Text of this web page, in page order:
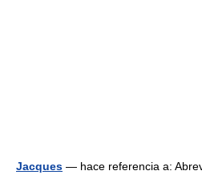
Jacques — hace referencia a: